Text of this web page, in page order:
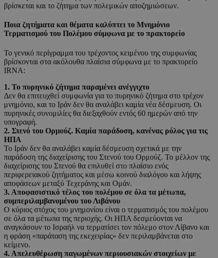
βρίσκεται και το ζήτημα των πολεμικών αποζημιώσεων.
Ποια ζητήματα και θέματα καλύπτει το Μνημόνιο
Τερματισμού του Πολέμου σύμφωνα με το πρακτορείο
To γενικό περίγραμμα του τρέχοντος κειμένου της συμφωνίας
βρίσκονται στα ακόλουθα πλαίσια σύμφωνα με το πρακτορείο
IRNA:
1. Το πυρηνικό ζήτημα παραμένει ανέγγιχτο
Δεν θα επιτευχθεί συμφωνία για το πυρηνικό ζήτημα στο τρέχον
μνημόνιο, και το Ιράν δεν θα αναλάβει καμία νέα δέσμευση. Οι
πυρηνικές συνομιλίες θα διεξαχθούν εντός 60 ημερών από την
υπογραφή.
2. Στενό του Ορμούζ. Καμία παράδοση, κανένας ρόλος για τις
ΗΠΑ
Το Ιράν δεν θα αναλάβει καμία δέσμευση σχετικά με την
παράδοση της διαχείρισης του Στενού του Ορμούζ. Το μέλλον της
διαχείρισης του Στενού θα επιλυθεί στο πλαίσιο ενός
περιφερειακού ζητήματος και μέσω κοινού διαλόγου και λήψης
αποφάσεων μεταξύ Τεχεράνης και Ομάν.
3. Αποφασιστικό τέλος του πολέμου σε όλα τα μέτωπα,
συμπεριλαμβανομένου του Λιβάνου
Ο κύριος στόχος του μνημονίου είναι ο τερματισμός του πολέμου
σε όλα τα μέτωπα της περιοχής. Οι ΗΠΑ δεσμεύονται να
αναγκάσουν το Ισραήλ να τερματίσει τον πόλεμο στον Λίβανο και
η φράση «παράταση της εκεχειρίας» δεν περιλαμβάνεται στο
κείμενο.
4. Απελευθέρωση παγωμένων περιουσιακών στοιχείων με